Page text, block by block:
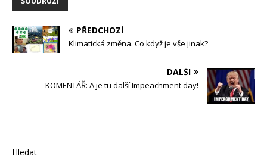
PŘEDCHOZÍ
Klimatická změna. Co když je vše jinak?
DALŠÍ
KOMENTÁŘ: A je tu další Impeachment day!
Hledat